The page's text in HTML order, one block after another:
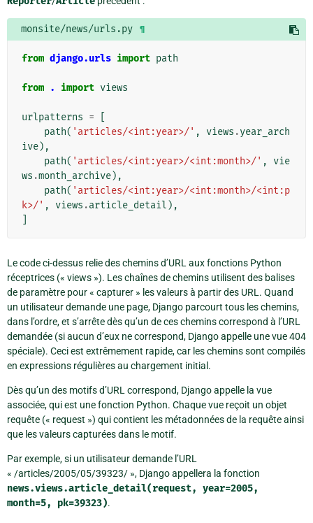
monsite/news/urls.py ¶
from django.urls import path
from . import views
urlpatterns =
path( 'articles/<int:year>/' , views .year_arch
ive),
path( 'articles/<int:year>/<int:month>/' ,
vie
ws .month_archive),
path( 'articles/<int:year>/<int:month>/<int:p
k>/' , views .article_detail ),
Le code ci-dessus relie des chemins d’URL aux fonctions Python
réceptrices (« views »). Les chaînes de chemins utilisent des balises
de paramètre pour « capturer » les valeurs à partir des URL. Quand
un utilisateur demande une page, Django parcourt tous les chemins,
dans l’ordre, et s’arrête dès qu’un de ces chemins correspond à l’URL
demandée (si aucun d’eux ne correspond, Django appelle une vue 404
spéciale). Ceci est extrêmement rapide, car les chemins sont compilés
en expressions régulières au chargement initial.
Dès qu’un des motifs d’URL correspond, Django appelle la vue
associée, qui est une fonction Python. Chaque vue reçoit un objet
requête (« request ») qui contient les métadonnées de la requête ainsi
que les valeurs capturées dans le motif.
Par exemple, si un utilisateur demande l’URL
« /articles/2005/05/39323/ », Django appellera la fonction
news.views.article_detail(request, year=2005,
month=5,
pk=39323).